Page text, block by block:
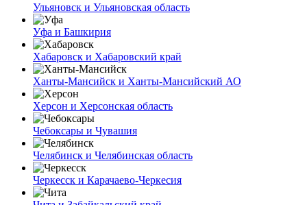
Ульяновск и Ульяновская область
Уфа и Башкирия
Хабаровск и Хабаровский край
Ханты-Мансийск и Ханты-Мансийский АО
Херсон и Херсонская область
Чебоксары и Чувашия
Челябинск и Челябинская область
Черкесск и Карачаево-Черкесия